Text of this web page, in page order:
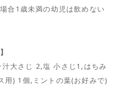
合1歳未満の幼児は飲めない
大さじ 2,塩 小さじ1,はちみ
用) 1個,ミントの葉(お好みで)